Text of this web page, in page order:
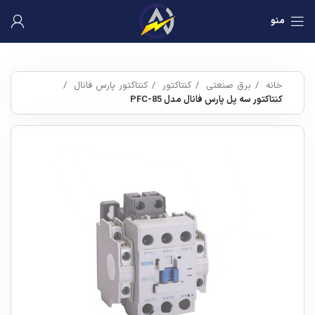
منو
خانه برق صنعتی کنتاکتور
کنتاکتور پارس فانال
کنتاکتور سه پل پارس فانال مدل PFC-85